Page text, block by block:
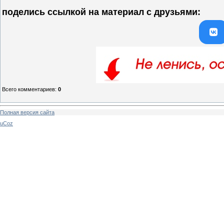
поделись ссылкой на материал c друзьями:
Всего комментариев: 0
Полная версия сайта
uCoz